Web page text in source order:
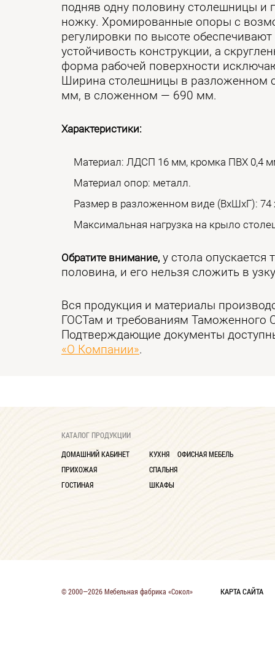
подняв одну половину столешницы и
ножку. Хромированные опоры с
регулировки по высоте
устойчивость конструкции, а
форма рабочей поверхности
Ширина столешницы в разложенном
мм, в сложенном — 690 мм.
Характеристики:
Материал: ЛДСП 16 мм, кромка ПВХ 0,4
Материал опор: металл.
Размер в разложенном виде (ВхШхГ): 74
Максимальная нагрузка на крыло
Обратите внимание, у стола опускается
половина, и его нельзя сложить в
Вся продукция и материалы
ГОСТам и требованиям Таможенного
Подтверждающие документы
«О Компании».
КАТАЛОГ ПРОДУКЦИИ
ДОМАШНИЙ КАБИНЕТ
ПРИХОЖАЯ
ГОСТИНАЯ
КУХНЯ
СПАЛЬНЯ
ШКАФЫ
ОФИСНАЯ МЕБЕЛЬ
© 2000—2026 Мебельная фабрика «Сокол» КАРТА САЙТА